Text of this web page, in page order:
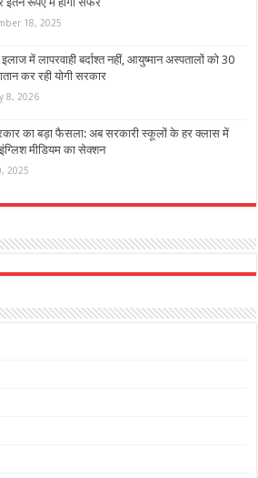
18, 2025
में लापरवाही बर्दाश्त नहीं, आयुष्मान अस्पतालों को 30
कर रही योगी सरकार
8, 2026
का बड़ा फैसला: अब सरकारी स्कूलों के हर क्लास में
मीडियम का सेक्शन
2025